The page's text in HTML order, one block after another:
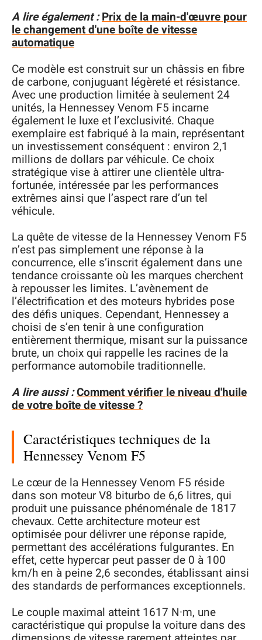
A lire également :Prix de la main-d'œuvre pour
le changement d'une boîte de vitesse
automatique
Ce modèle est construit sur un châssis en fibre
de carbone, conjuguant légèreté et résistance.
Avec une production limitée à seulement 24
unités, la Hennessey Venom F5 incarne
également le luxe et l’exclusivité. Chaque
exemplaire est fabriqué à la main, représentant
un investissement conséquent : environ 2,1
millions de dollars par véhicule. Ce choix
stratégique vise à attirer une clientèle ultra-
fortunée, intéressée par les performances
extrêmes ainsi que l’aspect rare d’un tel
véhicule.
La quête de vitesse de la Hennessey Venom F5
n’est pas simplement une réponse à la
concurrence, elle s’inscrit également dans une
tendance croissante où les marques cherchent
à repousser les limites. L’avènement de
l’électrification et des moteurs hybrides pose
des défis uniques. Cependant, Hennessey a
choisi de s’en tenir à une configuration
entièrement thermique, misant sur la puissance
brute, un choix qui rappelle les racines de la
performance automobile traditionnelle.
A lire aussi :Comment vérifier le niveau d'huile
de votre boîte de vitesse ?
Caractéristiques techniques de la
Hennessey Venom F5
Le cœur de la Hennessey Venom F5 réside
dans son moteur V8 biturbo de 6,6 litres, qui
produit une puissance phénoménale de 1817
chevaux. Cette architecture moteur est
optimisée pour délivrer une réponse rapide,
permettant des accélérations fulgurantes. En
effet, cette hypercar peut passer de 0 à 100
km/h en à peine 2,6 secondes, établissant ainsi
des standards de performances exceptionnels.
Le couple maximal atteint 1617 N·m, une
caractéristique qui propulse la voiture dans des